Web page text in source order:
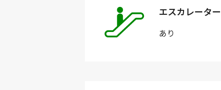
エスカレーター
あり